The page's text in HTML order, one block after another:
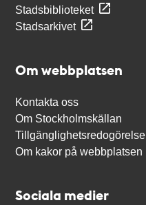
Stadsbiblioteket
Stadsarkivet
Om webbplatsen
Kontakta oss
Om Stockholmskällan
Tillgänglighetsredogörelse
Om kakor på webbplatsen
Sociala medier